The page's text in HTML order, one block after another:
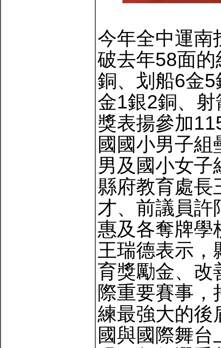
今年全中運南
破去年58面
銅、划船6金
金1銀2銅、
獎表揚參加
國國小男子
男及國小女子
縣府教育處長
才、前議員許
惠及各奪牌學
王瑞德表示，
育獎勵金、改
際重要賽事
練最強大的後
國與國際舞